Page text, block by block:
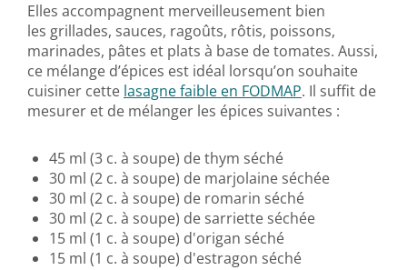
Elles accompagnent merveilleusement bien
les grillades, sauces, ragoûts, rôtis, poissons,
marinades, pâtes et plats à base de tomates. Aussi,
ce mélange d’épices est idéal lorsqu’on souhaite
cuisiner cette lasagne faible en FODMAP. Il suffit de
mesurer et de mélanger les épices suivantes :
45 ml (3 c. à soupe) de thym séché
30 ml (2 c. à soupe) de marjolaine séchée
30 ml (2 c. à soupe) de romarin séché
30 ml (2 c. à soupe) de sarriette séchée
15 ml (1 c. à soupe) d'origan séché
15 ml (1 c. à soupe) d'estragon séché